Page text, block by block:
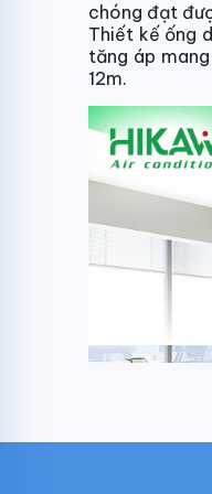
chóng đạt
Thiết kế ống
tăng áp
12m.